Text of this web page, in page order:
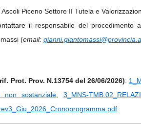
Ascoli Piceno Settore II Tutela e
il responsabile del procedimento
(email:
Prot. Prov. N.13754 del 26/06/2026):
non sostanziale
3_MNS-